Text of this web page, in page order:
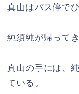
真山はバス停で
純須純が帰ってき
真山の手には、
ている。